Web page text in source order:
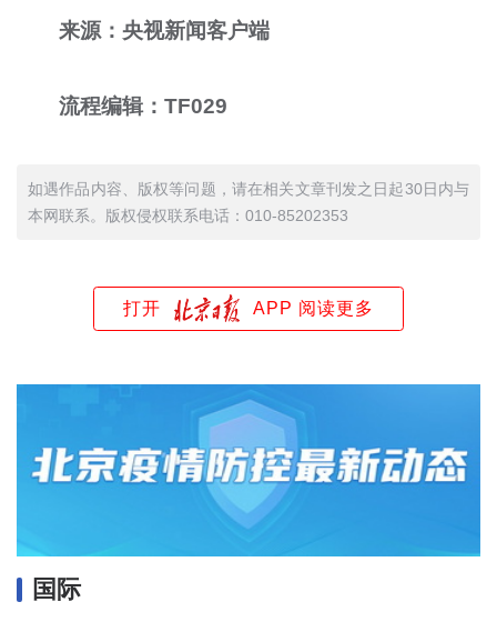
来源：央视新闻客户端
流程编辑：TF029
如遇作品内容、版权等问题，请在相关文章刊发之日起30日内与
本网联系。版权侵权联系电话：010-85202353
打开 APP 阅读更多
国际